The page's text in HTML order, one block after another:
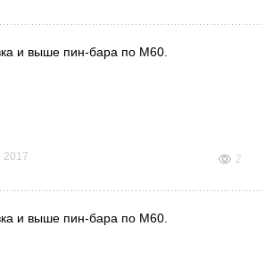
и выше пин-бара по М60.
2017 2
и выше пин-бара по М60.